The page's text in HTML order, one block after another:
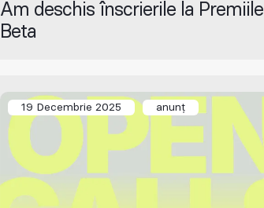
Am deschis înscrierile la Premiile
Beta
19 Decembrie 2025 anunț